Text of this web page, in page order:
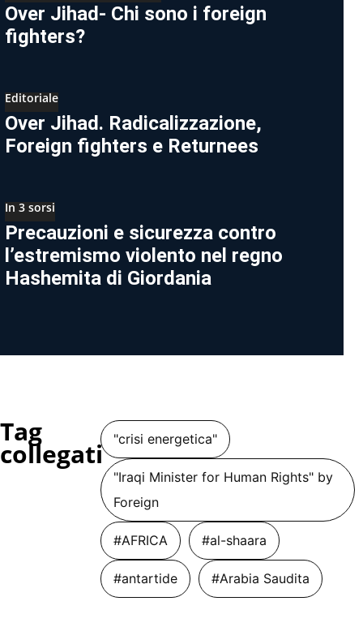
Over Jihad- Chi sono i foreign
fighters?
Editoriale
Over Jihad. Radicalizzazione,
Foreign fighters e Returnees
In 3 sorsi
Precauzioni e sicurezza contro
l’estremismo violento nel regno
Hashemita di Giordania
Tag
collegati "crisi energetica"
"Iraqi Minister for Human Rights" by
Foreign
#AFRICA #al-shaara
#antartide #Arabia Saudita